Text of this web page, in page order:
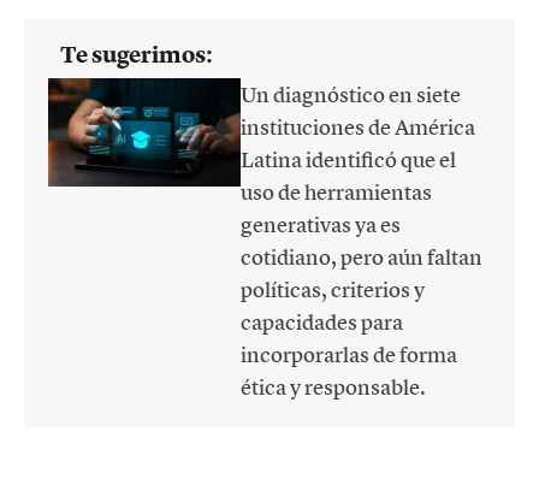
Te sugerimos:
Un diagnóstico en siete
instituciones de América
Latina identificó que el
uso de herramientas
generativas ya es
cotidiano, pero aún faltan
políticas, criterios y
capacidades para
incorporarlas de forma
ética y responsable.